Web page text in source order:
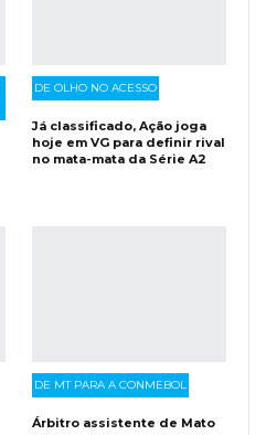
DE OLHO NO ACESSO
Já classificado, Ação joga
hoje em VG para definir rival
no mata-mata da Série A2
DE MT PARA A CONMEBOL
Árbitro assistente de Mato